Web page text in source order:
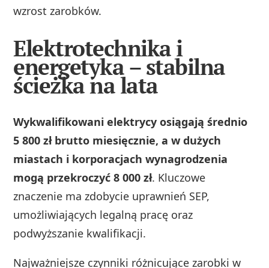
wzrost zarobków.
Elektrotechnika i
energetyka – stabilna
ścieżka na lata
Wykwalifikowani elektrycy osiągają średnio
5 800 zł brutto miesięcznie, a w dużych
miastach i korporacjach wynagrodzenia
mogą przekroczyć 8 000 zł. Kluczowe
znaczenie ma zdobycie uprawnień SEP,
umożliwiających legalną pracę oraz
podwyższanie kwalifikacji.
Najważniejsze czynniki różnicujące zarobki w